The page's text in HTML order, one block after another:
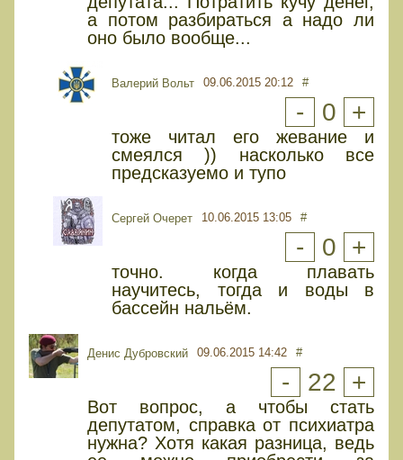
а потом разбираться а надо ли
оно было вообще...
Валерий Вольт 09.06.2015 20:12 #
- 0 +
тоже читал его жевание и
смеялся )) насколько все
предсказуемо и тупо
Сергей Очерет 10.06.2015 13:05 #
- 0 +
точно. когда плавать
научитесь, тогда и воды в
бассейн нальём.
Денис Дубровский 09.06.2015 14:42 #
- 22 +
Вот вопрос, а чтобы стать
депутатом, справка от психиатра
нужна? Хотя какая разница, ведь